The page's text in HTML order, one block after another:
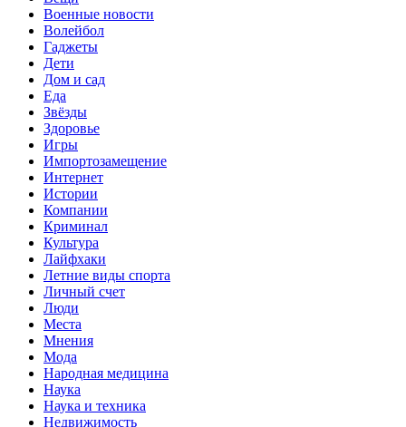
Военные новости
Волейбол
Гаджеты
Дети
Дом и сад
Еда
Звёзды
Здоровье
Игры
Импортозамещение
Интернет
Истории
Компании
Криминал
Культура
Лайфхаки
Летние виды спорта
Личный счет
Люди
Места
Мнения
Мода
Народная медицина
Наука
Наука и техника
Недвижимость